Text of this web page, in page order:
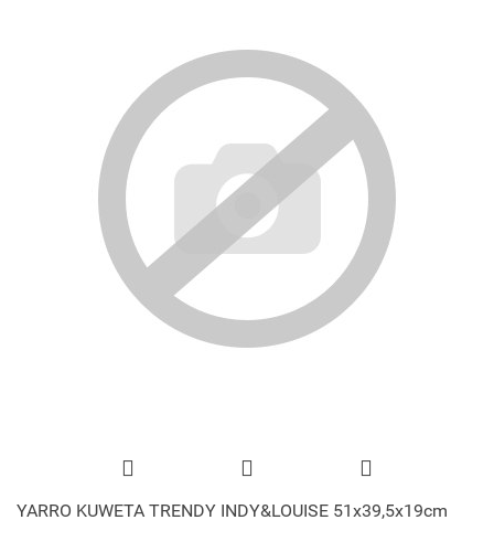
YARRO KUWETA TRENDY INDY&LOUISE 51x39,5x19cm